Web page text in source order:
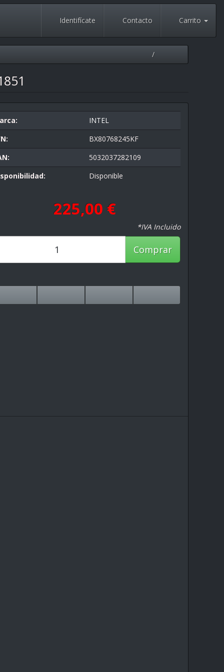
Identifícate Contacto Carrito
INTEL
BX80768245KF
5032037282109
Disponible
225,00 €
*IVA Incluido
Comprar